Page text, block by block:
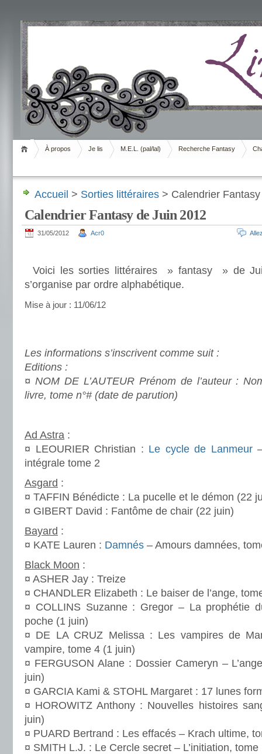
Livrement
À propos Je lis M.E.L. (pal/lal) Recherche Fantasy
Accueil > Sorties littéraires > Calendrier
Calendrier Fantasy de Juin 2012
31/05/2012 Acr0
Voici les sorties littéraires » fantasy » de
s’organise par ordre alphabétique.
Mise à jour : 11/06/12
Les informations s’inscrivent comme suit :
Editions :
¤ NOM DE L’AUTEUR Prénom de l’auteur :
livre, tome n°# (date de parution)
Ad Astra :
¤ LEOURIER Christian : Le cycle de Lanmeur–
intégrale tome 2
Asgard :
¤ TAFFIN Bénédicte : La pucelle et le démon (22
¤ GIBERT David : Fantôme de chair (22 juin)
Bayard :
¤ KATE Lauren : Damnés – Amours damnées,
Black Moon :
¤ ASHER Jay : Treize
¤ CHANDLER Elizabeth : Le baiser de l’ange,
¤ COLLINS Suzanne : Gregor – La prophétie
poche (1 juin)
¤ DE LA CRUZ Melissa : Les vampires de
vampire, tome 4 (1 juin)
¤ FERGUSON Alane : Dossier Cameryn –
juin)
¤ GARCIA Kami & STOHL Margaret : 17 lunes
¤ HOROWITZ Anthony : Nouvelles histoires
juin)
¤ PUARD Bertrand : Les effacés – Krach ultime,
¤ SMITH L.J. : Le Cercle secret – L’initiation,